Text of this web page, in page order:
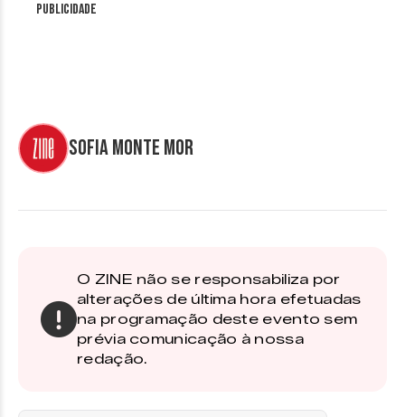
Publicidade
Sofia Monte Mor
O ZINE não se responsabiliza por
alterações de última hora efetuadas
na programação deste evento sem
prévia comunicação à nossa
redação.